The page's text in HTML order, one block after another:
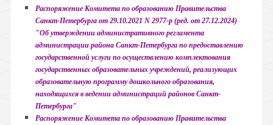
Распоряжение Комитета по образованию Правительства
Санкт-Петербурга от 29.10.2021 N 2977-р (ред. от 27.12.2024)
"Об утверждении административного регламента
администрации района Санкт-Петербурга по предоставлению
государственной услуги по осуществлению комплектования
государственных образовательных учреждений, реализующих
образовательную программу дошкольного образования,
находящихся в ведении администраций районов Санкт-
Петербурга"
Распоряжение Комитета по образованию Правительства